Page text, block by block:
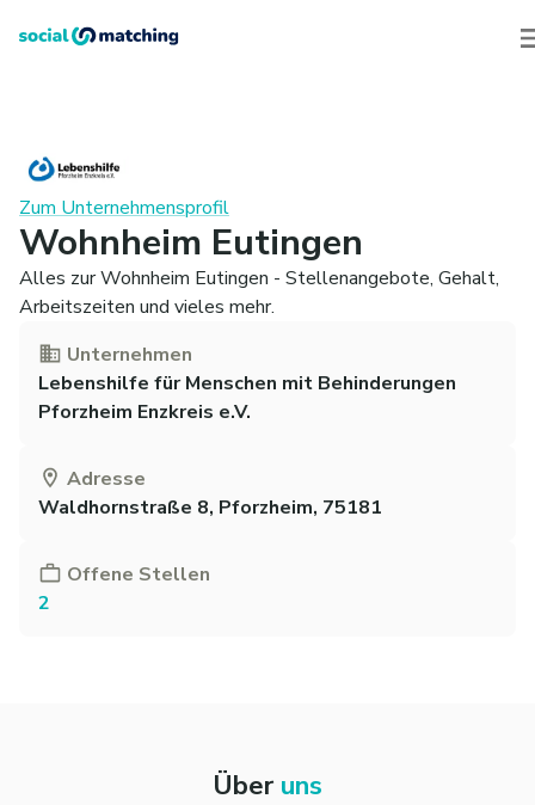
Zum Unternehmensprofil
Wohnheim Eutingen
Alles zur Wohnheim Eutingen - Stellenangebote, Gehalt,
Arbeitszeiten und vieles mehr.
Unternehmen
Lebenshilfe für Menschen mit Behinderungen
Pforzheim Enzkreis e.V.
Adresse
Waldhornstraße 8, Pforzheim, 75181
Offene Stellen
2
Über uns